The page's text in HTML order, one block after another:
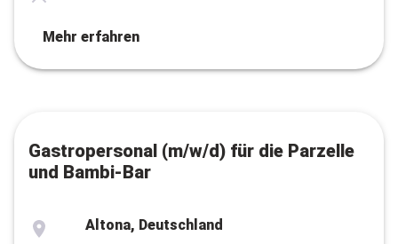
Mehr erfahren
Gastropersonal (m/w/d) für die Parzelle
und Bambi-Bar
Altona, Deutschland